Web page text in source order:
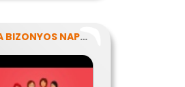
AZOK A BIZONYOS NAPOK